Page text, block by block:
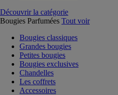
Découvrir la catégorie
Bougies Parfumées Tout voir
Bougies classiques
Grandes bougies
Petites bougies
Bougies exclusives
Chandelles
Les coffrets
Accessoires